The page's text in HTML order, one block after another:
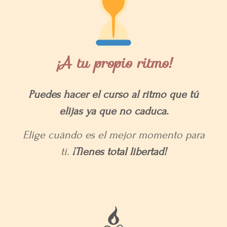
¡A tu propio ritmo!
Puedes hacer el curso al ritmo que tú
elijas ya que no caduca.
Elige cuándo es el mejor momento para
ti. ¡Tienes total libertad!